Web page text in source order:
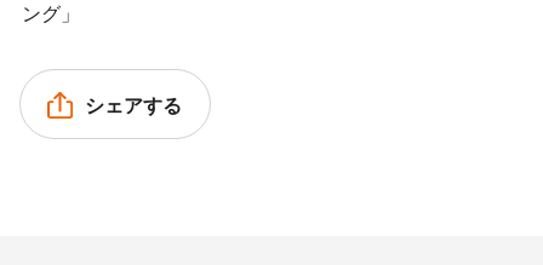
ング」
シェアする